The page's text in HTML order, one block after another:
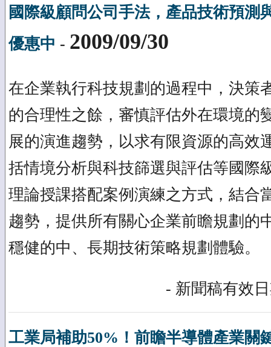
國際級顧問公司手法，產品技術預測
優惠中 - 2009/09/30
在企業執行科技規劃的過程中，決策
的合理性之餘，審慎評估外在環境的
展的演進趨勢，以求有限資源的高效
括情境分析與科技篩選與評估等國際
理論授課搭配案例演練之方式，結合
趨勢，提供所有關心企業前瞻規劃的
穩健的中、長期技術策略規劃體驗。
- 新聞稿有效
工業局補助50%！前瞻半導體產業關